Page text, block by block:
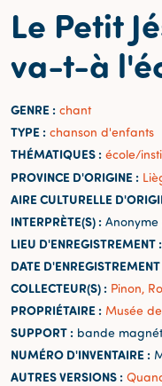
Le Petit
va-t-à
GENRE : chant
TYPE : chanson d'enfants
THÉMATIQUES : école/
PROVINCE D'ORIGINE :
AIRE CULTURELLE
INTERPRÈTE(S) : Anonyme
LIEU D'ENREGISTREMENT :
DATE
COLLECTEUR(S) : Pinon,
PROPRIÉTAIRE : Musée
SUPPORT : bande
NUMÉRO D'INVENTAIRE :
AUTRES VERSIONS :